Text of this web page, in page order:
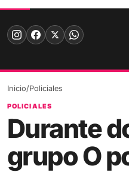
Skip
content
Inicio/Policiales
POLICIALES
Durante
grupo O